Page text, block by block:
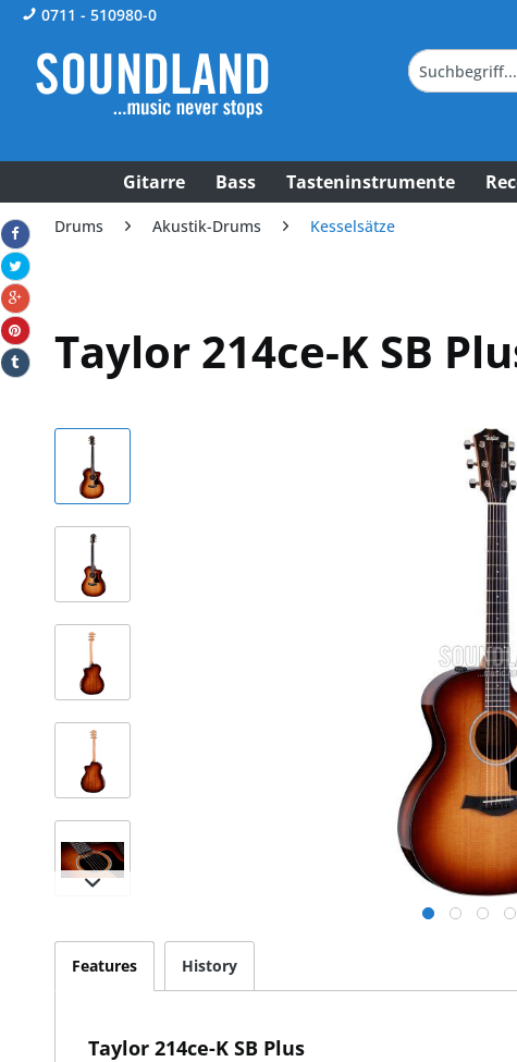
0711 - 510980-0
Gitarre Bass Tasteninstrumente
Drums Akustik-Drums Kesselsätze
Taylor 214ce-K SB
Features History
Taylor 214ce-K SB Plus